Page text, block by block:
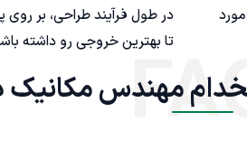
در طول فرآیند طراحی، بر روی
تا بهترین خروجی رو داشته